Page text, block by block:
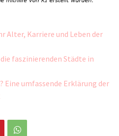
Alter, Karriere und Leben der
faszinierenden Städte in
Eine umfassende Erklärung der